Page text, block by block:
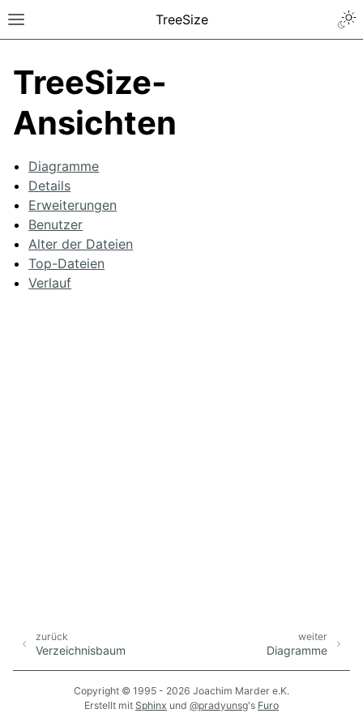
TreeSize
TreeSize-
Ansichten
Diagramme
Details
Erweiterungen
Benutzer
Alter der Dateien
Top-Dateien
Verlauf
weiter
Diagramme
zurück
Verzeichnisbaum
Copyright © 1995 - 2026 Joachim Marder e.K.
Erstellt mit Sphinx und @pradyunsg's Furo